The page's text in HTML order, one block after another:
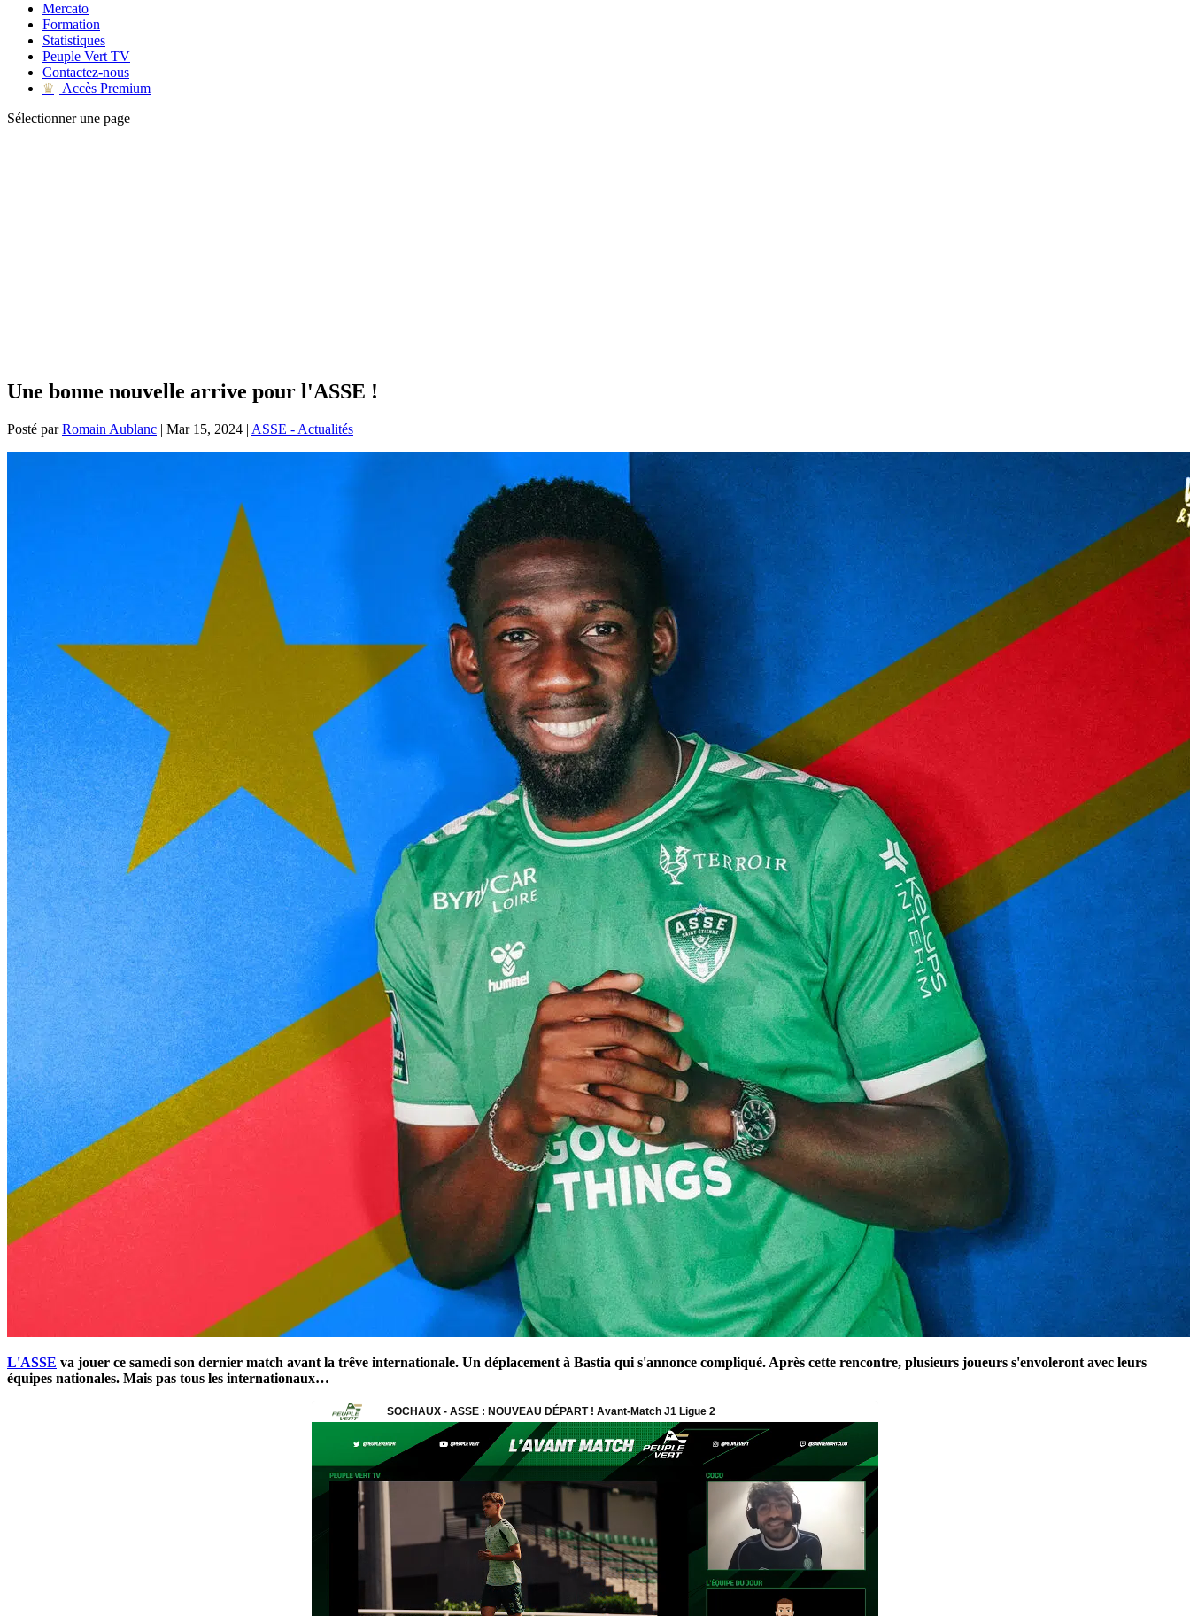
Mercato
Formation
Statistiques
Peuple Vert TV
Contactez-nous
♛
Accès Premium
Sélectionner une page
Une bonne nouvelle arrive pour l'ASSE !
Posté parRomain Aublanc | Mar 15, 2024 | ASSE - Actualités
L'ASSE va jouer ce samedi son dernier match avant la trêve internationale. Un déplacement à Bastia qui s'annonce compliqué. Après cette rencontre, plusieurs joueurs s'envoleront avec leurs
équipes nationales. Mais pas tous les internationaux…